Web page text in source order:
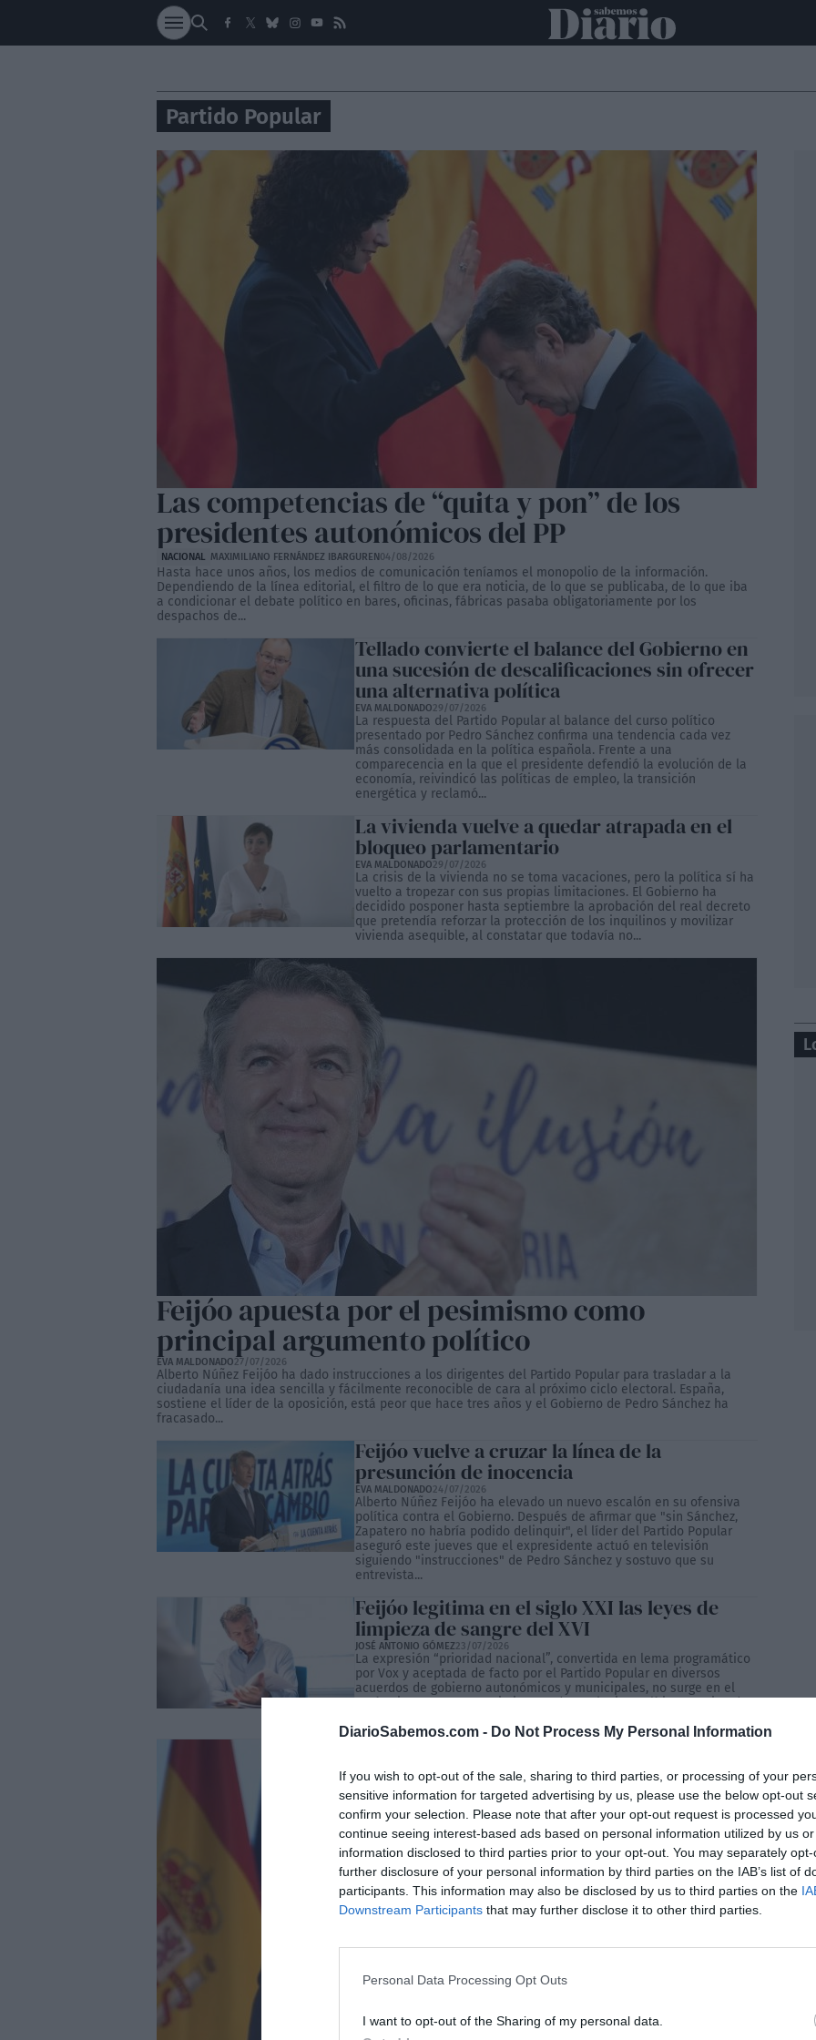
DiarioSabemos.com - Do Not Process My Personal Information
If you wish to opt-out of the sale, sharing to third parties, or processing of your
sensitive information for targeted advertising by us, please use the below opt-out
confirm your selection. Please note that after your opt-out request is processed
continue seeing interest-based ads based on personal information utilized by us
information disclosed to third parties prior to your opt-out. You may separately
further disclosure of your personal information by third parties on the IAB’s list of
participants. This information may also be disclosed by us to third parties on the
Downstream Participants that may further disclose it to other third parties.
Personal Data Processing Opt Outs
I want to opt-out of the Sharing of my personal data.
SOCIEDAD NACIONAL INTERNACIONAL POLÍTICA OPINIÓN ECONOMÍA
Partido Popular
Las competencias de “quita y pon” de los
presidentes autonómicos del PP
NACIONAL MAXIMILIANO FERNÁNDEZ IBARGUREN04/08/2026
Hasta hace unos años, los medios de comunicación teníamos el monopolio de la información.
Dependiendo de la línea editorial, el filtro de lo que era noticia, de lo que se publicaba, de lo que iba
a condicionar el debate político en bares, oficinas, fábricas pasaba obligatoriamente por los
despachos de...
Tellado convierte el balance del Gobierno en
una sucesión de descalificaciones sin ofrecer
una alternativa política
EVA MALDONADO29/07/2026
La respuesta del Partido Popular al balance del curso político
presentado por Pedro Sánchez confirma una tendencia cada vez
más consolidada en la política española. Frente a una
comparecencia en la que el presidente defendió la evolución de la
economía, reivindicó las políticas de empleo, la transición
energética y reclamó...
La vivienda vuelve a quedar atrapada en el
bloqueo parlamentario
EVA MALDONADO29/07/2026
La crisis de la vivienda no se toma vacaciones, pero la política sí ha
vuelto a tropezar con sus propias limitaciones. El Gobierno ha
decidido posponer hasta septiembre la aprobación del real decreto
que pretendía reforzar la protección de los inquilinos y movilizar
vivienda asequible, al constatar que todavía no...
Feijóo apuesta por el pesimismo como
principal argumento político
EVA MALDONADO27/07/2026
Alberto Núñez Feijóo ha dado instrucciones a los dirigentes del Partido Popular para trasladar a la
ciudadanía una idea sencilla y fácilmente reconocible de cara al próximo ciclo electoral. España,
sostiene el líder de la oposición, está peor que hace tres años y el Gobierno de Pedro Sánchez ha
fracasado...
Feijóo vuelve a cruzar la línea de la
presunción de inocencia
EVA MALDONADO24/07/2026
Alberto Núñez Feijóo ha elevado un nuevo escalón en su ofensiva
política contra el Gobierno. Después de afirmar que "sin Sánchez,
Zapatero no habría podido delinquir", el líder del Partido Popular
aseguró este jueves que el expresidente actuó en televisión
siguiendo "instrucciones" de Pedro Sánchez y sostuvo que su
entrevista...
Feijóo legitima en el siglo XXI las leyes de
limpieza de sangre del XVI
JOSÉ ANTONIO GÓMEZ23/07/2026
La expresión “prioridad nacional”, convertida en lema programático
por Vox y aceptada de facto por el Partido Popular en diversos
acuerdos de gobierno autonómicos y municipales, no surge en el
vacío ni es una ocurrencia inocua de marketing político. Remite, de